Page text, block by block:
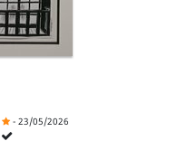
- 23/05/2026